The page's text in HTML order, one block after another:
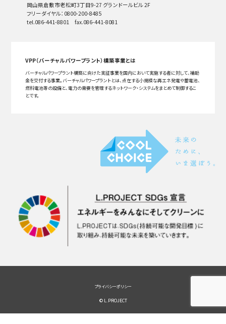
岡山県倉敷市老松町3丁目9-27 グランドールビル 2F
フリーダイヤル：0800-200-8485
tel.086-441-8801 fax.086-441-8081
VPP（バーチャルパワープラント）構築事業とは
バーチャルパワープラント構築に向けた実証事業を国内において実施する者に対して、補助
金を交付する事業。バーチャルパワープラントとは、点在する小規模な再エネ発電や蓄電池、
燃料電池等の設備と、電力の需要を管理するネットワーク・システムをまとめて制御するこ
とです。
プライバシーポリシー
© L.PROJECT